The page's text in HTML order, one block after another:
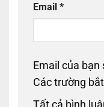
Email *
Email của
Các trường
Tất cả bình